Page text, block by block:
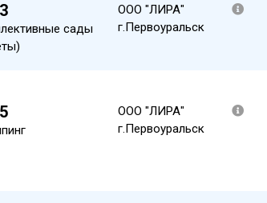
сады
ООО "ЛИРА"
г.Первоуральск
ООО "ЛИРА"
г.Первоуральск